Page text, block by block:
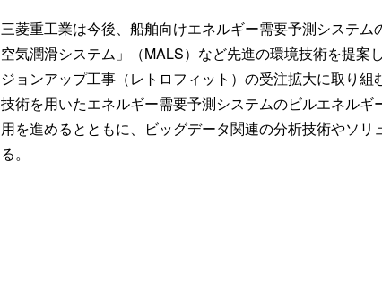
三菱重工業は今後、船舶向けエネルギー需要予測システム
空気潤滑システム」（MALS）など先進の環境技術を提案
ジョンアップ工事（レトロフィット）の受注拡大に取り
技術を用いたエネルギー需要予測システムのビルエネルギ
用を進めるとともに、ビッグデータ関連の分析技術やソリ
る。